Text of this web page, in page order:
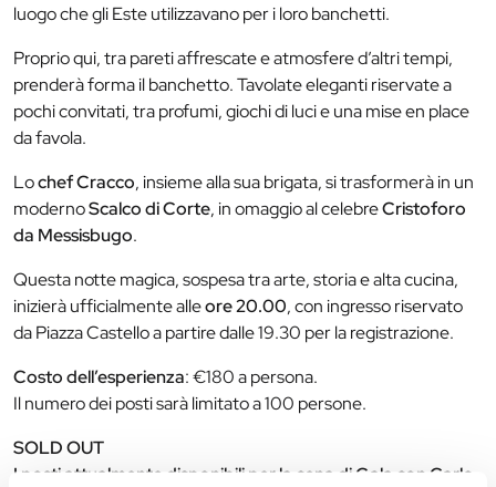
luogo che gli Este utilizzavano per i loro banchetti.
Proprio qui, tra pareti affrescate e atmosfere d’altri tempi,
prenderà forma il banchetto. Tavolate eleganti riservate a
pochi convitati, tra profumi, giochi di luci e una mise en place
da favola.
Lochef Cracco, insieme alla sua brigata, si trasformerà in un
modernoScalco di Corte, in omaggio al celebreCristoforo
da Messisbugo.
Questa notte magica, sospesa tra arte, storia e alta cucina,
inizierà ufficialmente alleore 20.00, con ingresso riservato
da Piazza Castello a partire dalle 19.30 per la registrazione.
Costo dell’esperienza: €180 a persona.
Il numero dei posti sarà limitato a 100 persone.
SOLD OUT
I posti attualmente disponibili per la cena di Gala con Carlo